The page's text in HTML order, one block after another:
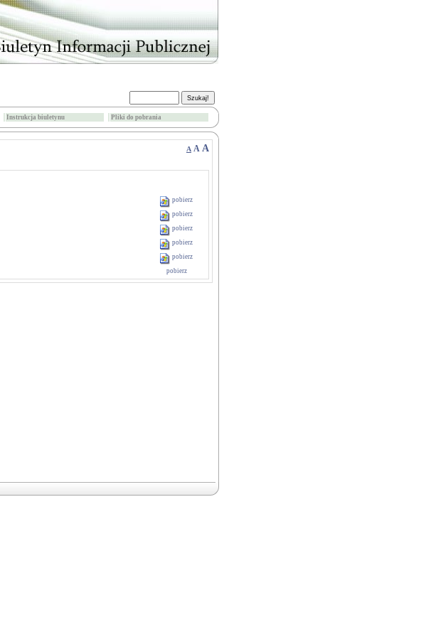
Instrukcja biuletynu Pliki do pobrania
A A A
pobierz
pobierz
pobierz
pobierz
pobierz
pobierz